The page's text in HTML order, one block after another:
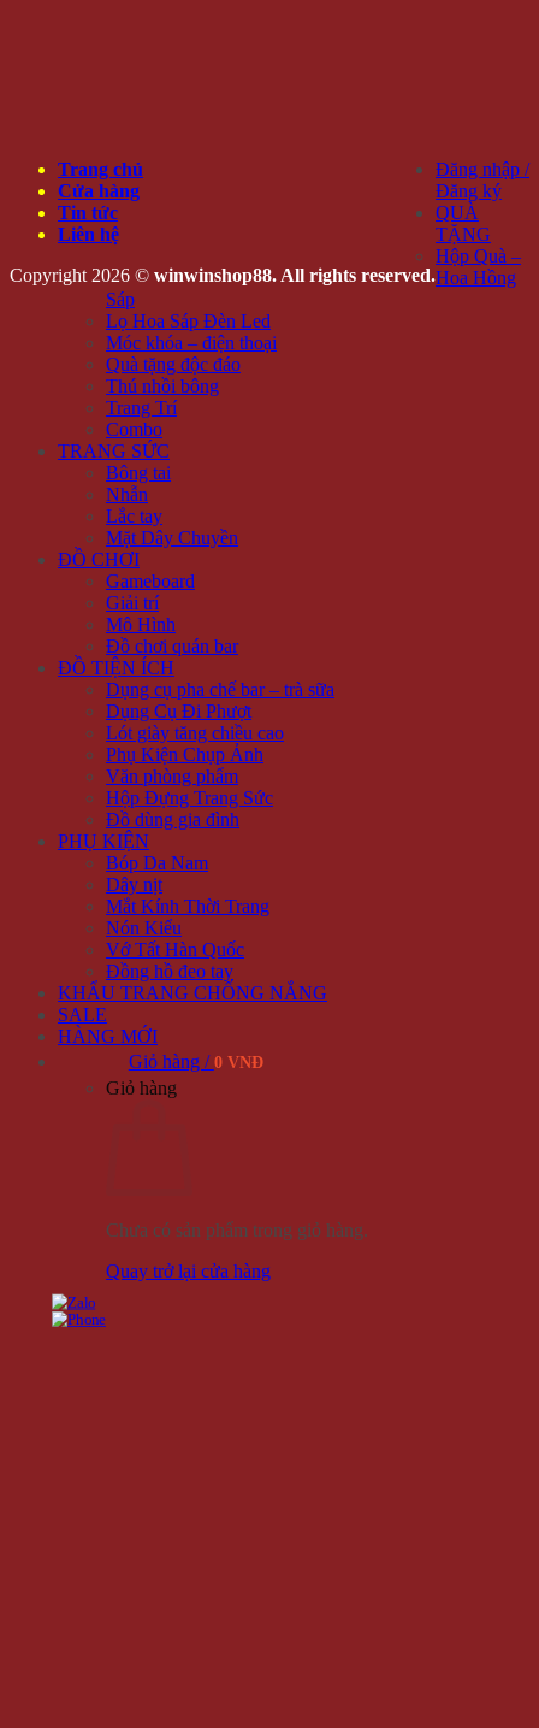
Trang chủ
Cửa hàng
Tin tức
Liên hệ
Copyright 2026 © winwinshop88. All rights reserved.
Đăng nhập /
Đăng ký
QUÀ
TẶNG
Hộp Quà –
Hoa Hồng
Sáp
Lọ Hoa Sáp Đèn Led
Móc khóa – điện thoại
Quà tặng độc đáo
Thú nhồi bông
Trang Trí
Combo
TRANG SỨC
Bông tai
Nhẫn
Lắc tay
Mặt Dây Chuyền
ĐỒ CHƠI
Gameboard
Giải trí
Mô Hình
Đồ chơi quán bar
ĐỒ TIỆN ÍCH
Dụng cụ pha chế bar – trà sữa
Dụng Cụ Đi Phượt
Lót giày tăng chiều cao
Phụ Kiện Chụp Ảnh
Văn phòng phẩm
Hộp Đựng Trang Sức
Đồ dùng gia đình
PHỤ KIỆN
Bóp Da Nam
Dây nịt
Mắt Kính Thời Trang
Nón Kiểu
Vớ Tất Hàn Quốc
Đồng hồ đeo tay
KHẨU TRANG CHỐNG NẮNG
SALE
HÀNG MỚI
Giỏ hàng / 0 VNĐ
Giỏ hàng
Chưa có sản phẩm trong giỏ hàng.
Quay trở lại cửa hàng